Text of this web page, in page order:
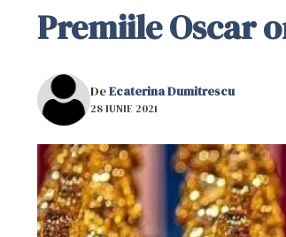
Premiile Oscar
DeEcaterina Dumitrescu
28 IUNIE 2021